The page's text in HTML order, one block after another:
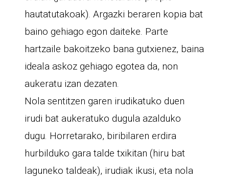
hautatutakoak). Argazki beraren kopia bat
baino gehiago egon daiteke. Parte
hartzaile bakoitzeko bana gutxienez, baina
ideala askoz gehiago egotea da, non
aukeratu izan dezaten.
Nola sentitzen garen irudikatuko duen
irudi bat aukeratuko dugula azalduko
dugu. Horretarako, biribilaren erdira
hurbilduko gara talde txikitan (hiru bat
laguneko taldeak), irudiak ikusi, eta nola